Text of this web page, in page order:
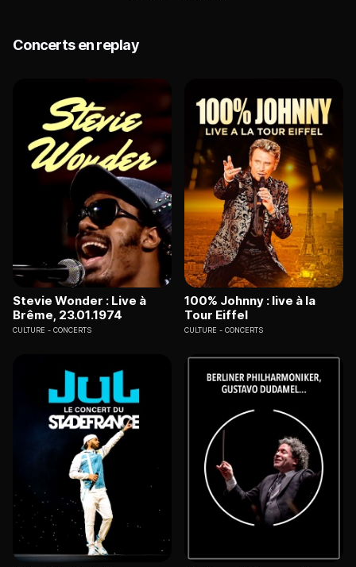
Concerts en replay
Stevie Wonder : Live à
Brême, 23.01.1974
CULTURE CONCERTS
100% Johnny : live à la
Tour Eiffel
CULTURE CONCERTS